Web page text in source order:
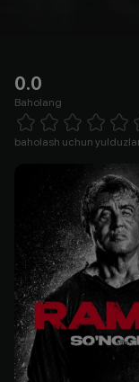
0.0
Baholang
1 Star 2 Stars 3 Stars 4 Stars5 Stars
baholash uchun